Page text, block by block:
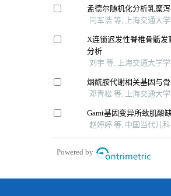
孟德尔随机化分析乳糜
闫军浩 等, 上海交通大
X连锁迟发性脊椎骨骺发
分析
刘宇 等, 上海交通大学
烟酰胺代谢相关基因与
邓青松 等, 上海交通大
Gamt基因变异所致肌酸
赵婷婷 等, 中国当代儿
Powered by